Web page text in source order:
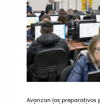
Avanzan los preparativos